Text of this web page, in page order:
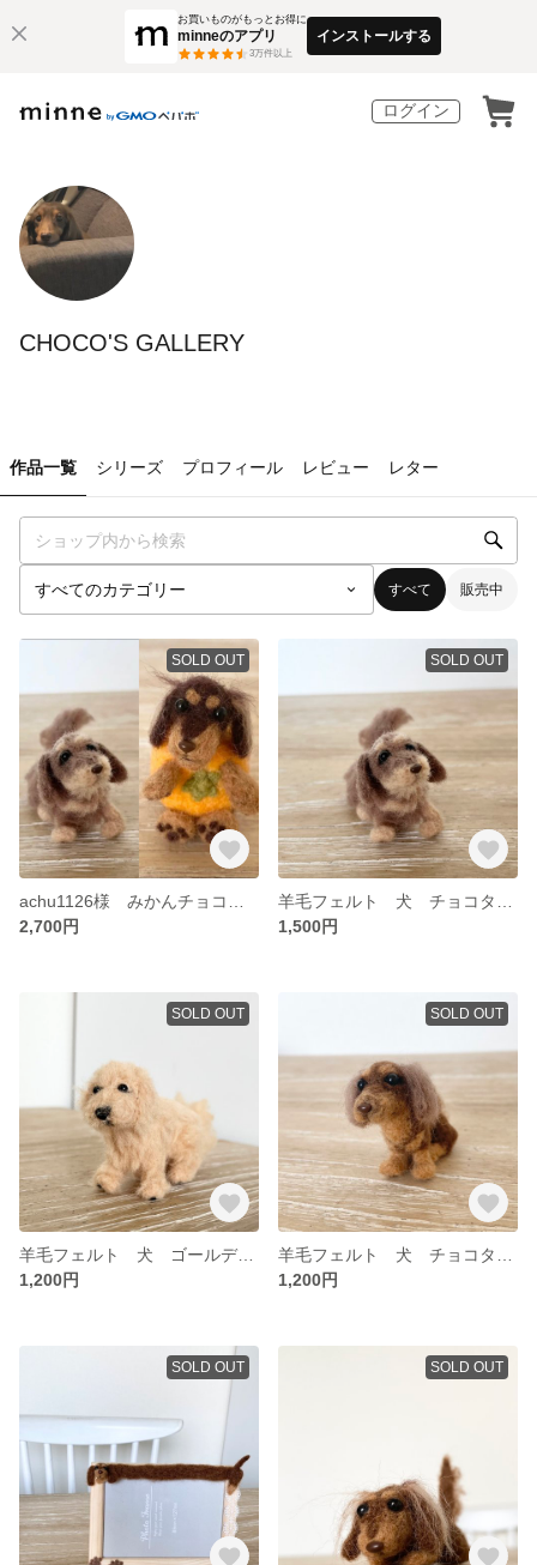
お買いものがもっとお得に
minneのアプリ
3万件以上
インストールする
ログイン
CHOCO'S GALLERY
作品一覧 シリーズ プロフィール レビュー レター
すべて 販売中
SOLD OUT
2,700円
SOLD OUT
1,500円
SOLD OUT
羊毛フェルト 犬 ゴールデンレトリバー
1,200円
SOLD OUT
1,200円
SOLD OUT SOLD OUT